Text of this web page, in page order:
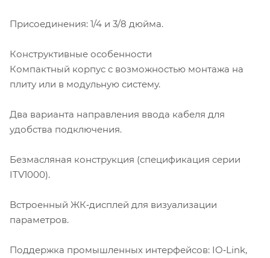
Присоединения: 1/4 и 3/8 дюйма.
Конструктивные особенности
Компактный корпус с возможностью монтажа на
плиту или в модульную систему.
Два варианта направления ввода кабеля для
удобства подключения.
Безмасляная конструкция (спецификация серии
ITV1000).
Встроенный ЖК‑дисплей для визуализации
параметров.
Поддержка промышленных интерфейсов: IO‑Link,